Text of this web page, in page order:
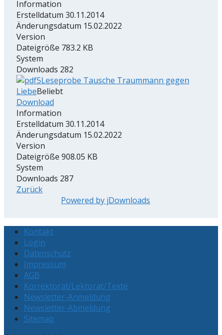
Information
Erstelldatum 30.11.2014
Änderungsdatum 15.02.2022
Version
Dateigröße 783.2 KB
System
Downloads 282
Leseprobe Tausche Traummann gegen
LiebeBeliebt
Download
Information
Erstelldatum 30.11.2014
Änderungsdatum 15.02.2022
Version
Dateigröße 908.05 KB
System
Downloads 287
Zurück
Powered by jDownloads
Kontakt
Login
Datenschutz
Impressum
AGB
Korrektorat/Lektorat/Texte
Newsletter-Anmeldung
Newsletter-Abmeldung
Sitemap